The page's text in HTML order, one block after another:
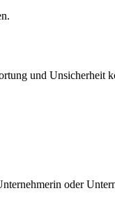
und Unsicherheit
oder